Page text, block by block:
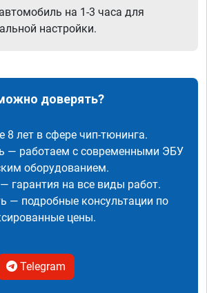
на 1-3 часа для
настройки.
доверять?
8 лет в сфере чип-тюнинга.
— работаем с современными ЭБУ
оборудованием.
гарантия на все виды работ.
— подробные консультации по
цены.
Telegram